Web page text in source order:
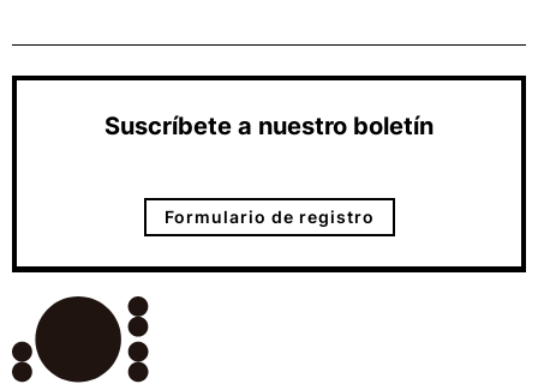
Suscríbete a nuestro boletín
Formulario de registro